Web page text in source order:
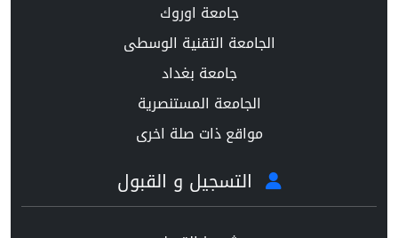
جامعة اوروك
الجامعة التقنية الوسطى
جامعة بغداد
الجامعة المستنصرية
مواقع ذات صلة اخرى
التسجيل و القبول